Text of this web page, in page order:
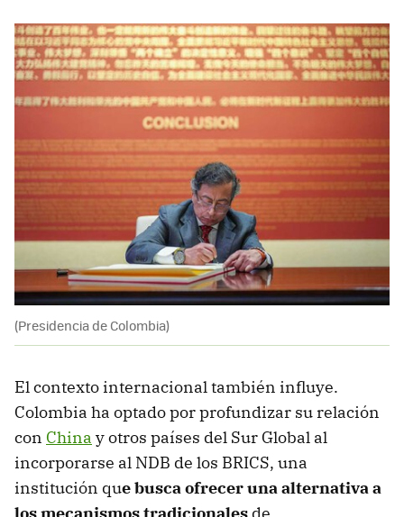
(Presidencia de Colombia)
El contexto internacional también influye.
Colombia ha optado por profundizar su relación
con China y otros países del Sur Global al
incorporarse al NDB de los BRICS, una
institución que busca ofrecer una alternativa a